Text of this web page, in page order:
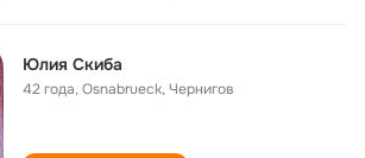
Юлия Скиба
42 года,Osnabrueck, Чернигов